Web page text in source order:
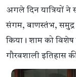
अगले दिन यात्रियों ने
संगम, बाणस्तंभ, समुद्र
किया। शाम को
गौरवशाली इतिहास